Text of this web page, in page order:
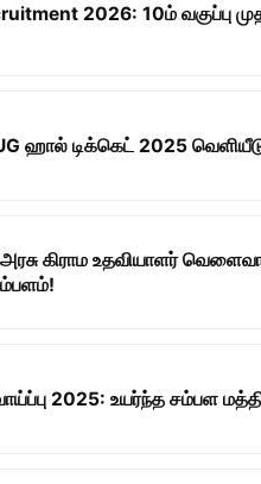
2026: 10ம் வகுப்பு
ஹால் டிக்கெட் 2025
அரசு கிராம உதவியாளர்
2025: உயர்ந்த சம்பள